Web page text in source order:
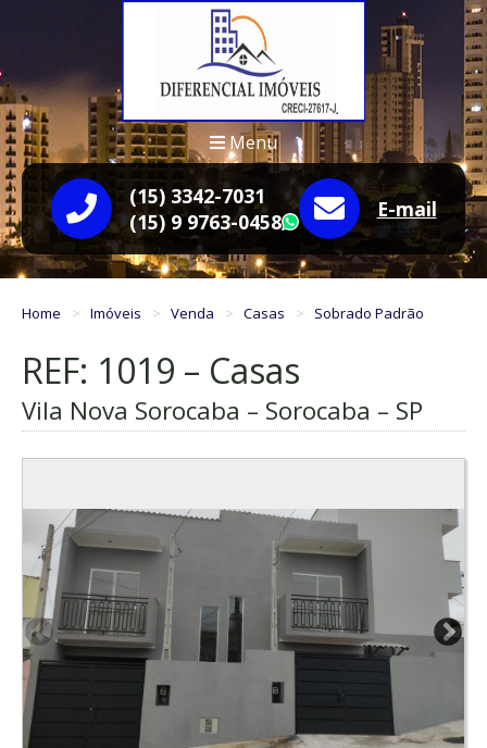
Menu
(15) 3342-7031
(15) 9 9763-0458
WhatsApp
E-mail
Home Imóveis Venda Casas Sobrado Padrão
REF: 1019 – Casas
Vila Nova Sorocaba – Sorocaba – SP